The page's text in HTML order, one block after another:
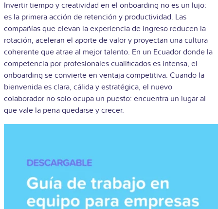
Invertir tiempo y creatividad en el onboarding no es un lujo:
es la primera acción de retención y productividad. Las
compañías que elevan la experiencia de ingreso reducen la
rotación, aceleran el aporte de valor y proyectan una cultura
coherente que atrae al mejor talento. En un Ecuador donde la
competencia por profesionales cualificados es intensa, el
onboarding se convierte en ventaja competitiva. Cuando la
bienvenida es clara, cálida y estratégica, el nuevo
colaborador no solo ocupa un puesto: encuentra un lugar al
que vale la pena quedarse y crecer.